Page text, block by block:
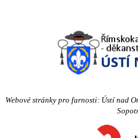
Webové stránky pro farnosti: Ústí nad